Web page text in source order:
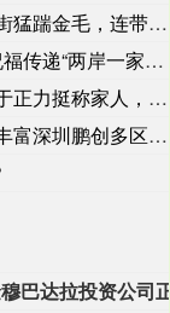
毛，连带女主人一
递“两岸一家亲”
称家人，他瘦到脱
鹏创多区域客户案